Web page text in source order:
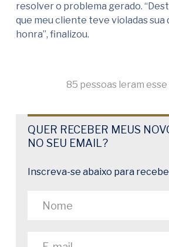
resolver o problema gerado.
que meu cliente teve violadas sua
honra”, finalizou.
85 pessoas leram
QUER RECEBER MEUS
NO SEU EMAIL?
Inscreva-se abaixo para